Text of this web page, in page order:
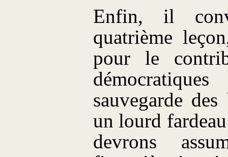
Enfin, il
quatrième
pour le
sauvegarde
un lourd
devrons